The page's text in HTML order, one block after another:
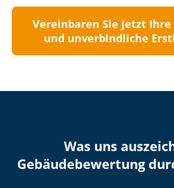
Vereinbaren Sie jetzt
und unverbindliche
Was uns
Ge­bäu­de­be­wer­tung